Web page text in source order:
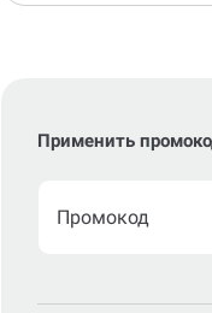
Применить